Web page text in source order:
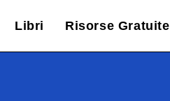
Libri Risorse Gratuite